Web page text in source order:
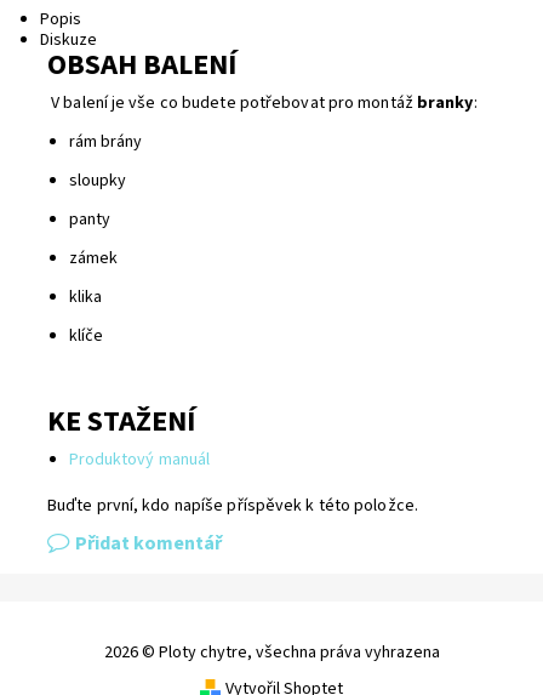
Popis
Diskuze
OBSAH BALENÍ
V balení je vše co budete potřebovat pro montáž branky:
rám brány
sloupky
panty
zámek
klika
klíče
KE STAŽENÍ
Produktový manuál
Buďte první, kdo napíše příspěvek k této položce.
Přidat komentář
2026 © Ploty chytre, všechna práva vyhrazena
Vytvořil Shoptet